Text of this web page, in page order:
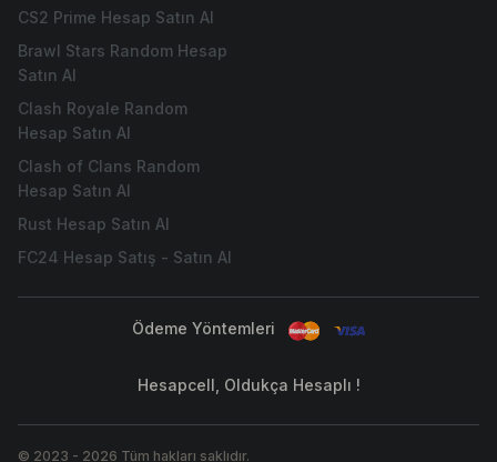
CS2 Prime Hesap Satın Al
Brawl Stars Random Hesap
Satın Al
Clash Royale Random
Hesap Satın Al
Clash of Clans Random
Hesap Satın Al
Rust Hesap Satın Al
FC24 Hesap Satış - Satın Al
Ödeme Yöntemleri
Hesapcell, Oldukça Hesaplı !
© 2023 - 2026 Tüm hakları saklıdır.